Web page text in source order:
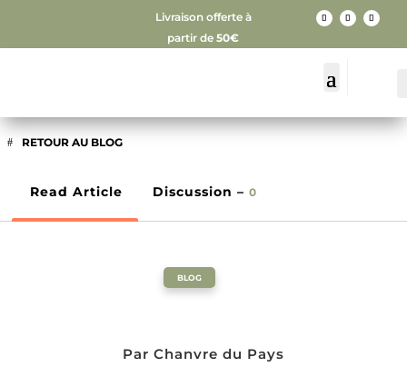
Livraison offerte à
partir de50€
RETOUR AU BLOG
Read Article Discussion – 0
BLOG
Par Chanvre du Pays